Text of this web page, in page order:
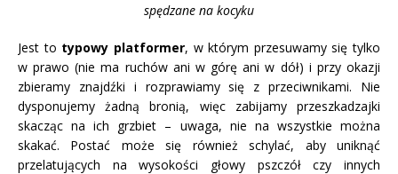
spędzane na kocyku
Jest to typowy platformer, w którym przesuwamy się tylko
w prawo (nie ma ruchów ani w górę ani w dół) i przy okazji
zbieramy znajdźki i rozprawiamy się z przeciwnikami. Nie
dysponujemy żadną bronią, więc zabijamy przeszkadzajki
skacząc na ich grzbiet – uwaga, nie na wszystkie można
skakać. Postać może się również schylać, aby uniknąć
przelatujących na wysokości głowy pszczół czy innych